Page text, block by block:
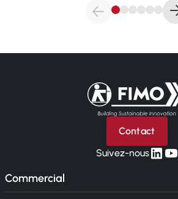
Retour à l'accueil
Contact
Suivez-nouslinkedin
yt
Commercial